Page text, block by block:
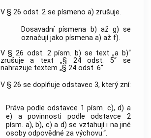
V § 26 odst. 2 se písmeno a) zrušuje.
Dosavadní písmena b) až g) se
označují jako písmena a) až f).
V § 26 odst. 2 písm. b) se text „a b)“
zrušuje a text „§ 24 odst. 5“ se
nahrazuje textem „§ 24 odst. 6“.
V § 26 se doplňuje odstavec 3, který zní:
Práva podle odstavce 1 písm. c), d) a
e) a povinnosti podle odstavce 2
písm. a), b), c) a d) se vztahují i na jiné
osoby odpovědné za výchovu.“.